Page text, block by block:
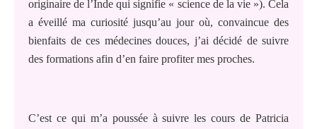
originaire de l’Inde qui signifie « science de la vie »). Cela
a éveillé ma curiosité jusqu’au jour où, convaincue des
bienfaits de ces médecines douces, j’ai décidé de suivre
des formations afin d’en faire profiter mes proches.
C’est ce qui m’a poussée à suivre les cours de Patricia